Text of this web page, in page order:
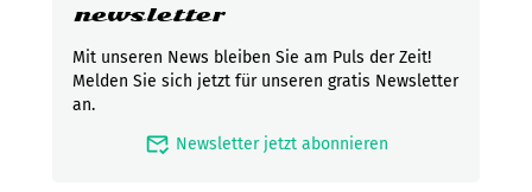
newsletter
Mit unseren News bleiben Sie am Puls der Zeit!
Melden Sie sich jetzt für unseren gratis Newsletter
an.
mark_email_read Newsletter jetzt abonnieren